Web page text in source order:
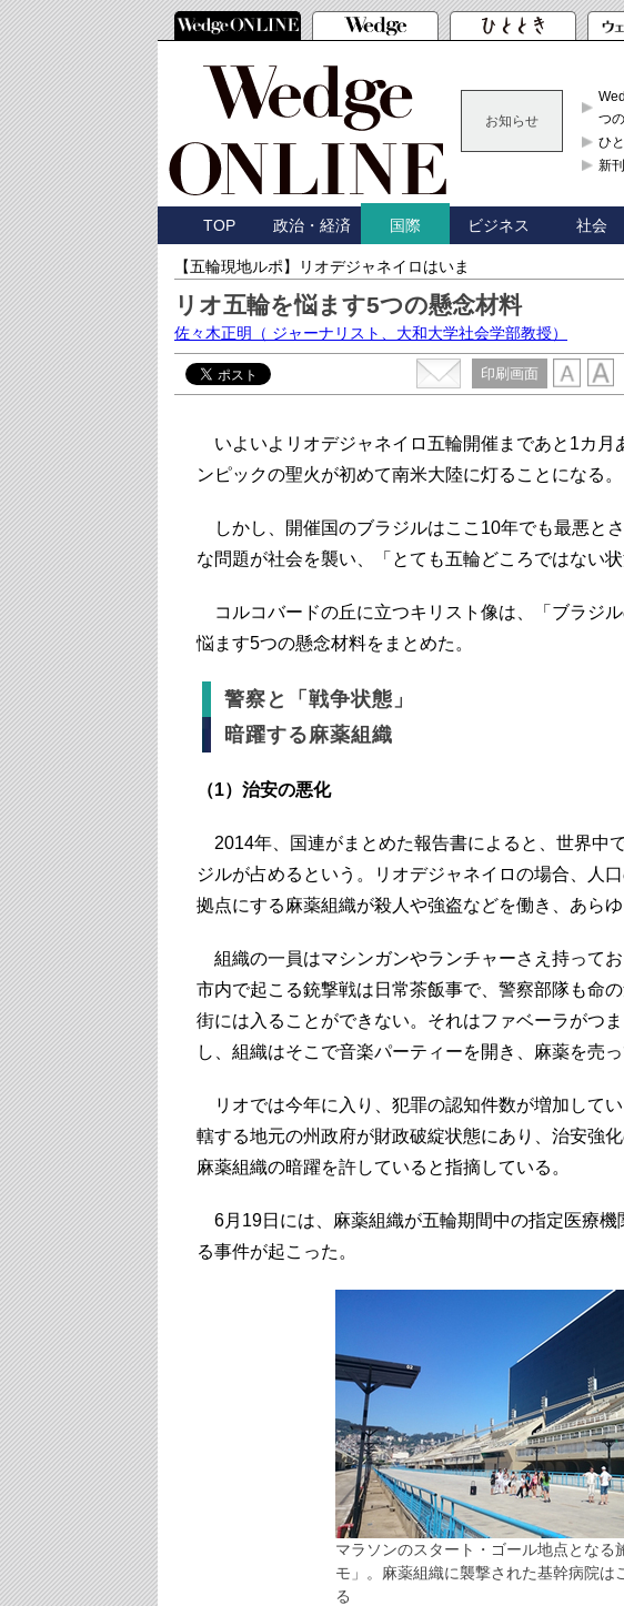
お知らせ
つ
ひ
新
TOP 政治・経済 国際 ビジネス 社会
【五輪現地ルポ】リオデジャネイロはいま
リオ五輪を悩ます5つの懸念材料
佐々木正明 （ ジャーナリスト、大和大学社会学部教授）
印刷画面
いよいよリオデジャネイロ五輪開催まであと1カ月
ンピックの聖火が初めて南米大陸に灯ることになる。
しかし、開催国のブラジルはここ10年でも最悪と
な問題が社会を襲い、「とても五輪どころではない
コルコバードの丘に立つキリスト像は、「ブラジ
悩ます5つの懸念材料をまとめた。
警察と「戦争状態」
暗躍する麻薬組織
（1）治安の悪化
2014年、国連がまとめた報告書によると、世界中
ジルが占めるという。リオデジャネイロの場合、人
拠点にする麻薬組織が殺人や強盗などを働き、あら
組織の一員はマシンガンやランチャーさえ持ってお
市内で起こる銃撃戦は日常茶飯事で、警察部隊も命
街には入ることができない。それはファベーラがつ
し、組織はそこで音楽パーティーを開き、麻薬を売っ
リオでは今年に入り、犯罪の認知件数が増加して
轄する地元の州政府が財政破綻状態にあり、治安強
麻薬組織の暗躍を許していると指摘している。
6月19日には、麻薬組織が五輪期間中の指定医療機
る事件が起こった。
マラソンのスタート・ゴール地点となる
モ」。麻薬組織に襲撃された基幹病院は
る